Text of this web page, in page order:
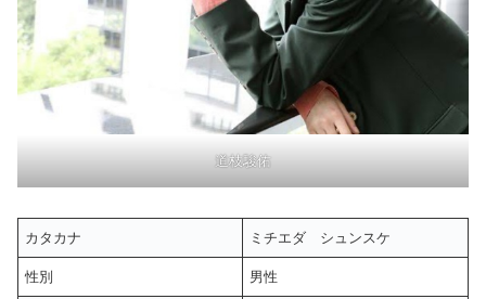
道枝駿佑
カタカナ ミチエダ シュンスケ
性別 男性